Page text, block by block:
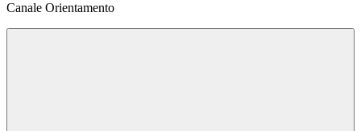
Canale Orientamento